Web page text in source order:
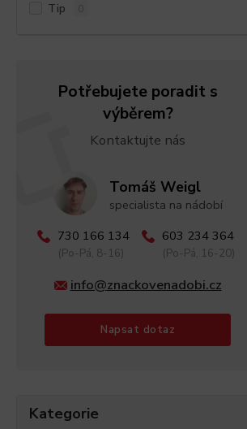
Tip
Potřebujete poradit s
výběrem?
Kontaktujte nás
Tomáš Weigl
specialista na nádobí
730 166 134
(Po-Pá, 8-16)
603 234 364
(Po-Pá, 16-20)
info@znackovenadobi.cz
Napsat dotaz
Kategorie